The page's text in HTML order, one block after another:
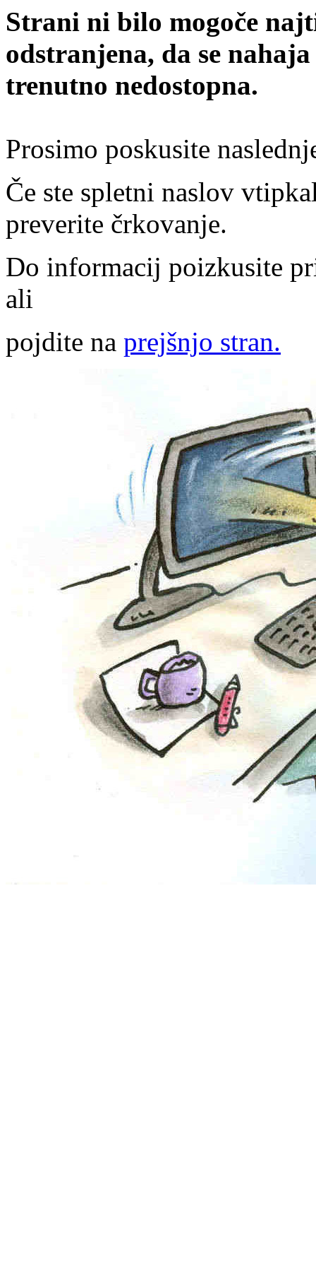
Strani ni bilo mogoče
odstranjena, da se
trenutno nedostopna.
Prosimo poskusite
Če ste spletni naslov
preverite črkovanje.
Do informacij poizkusite
ali
pojdite na prejšnjo stran.